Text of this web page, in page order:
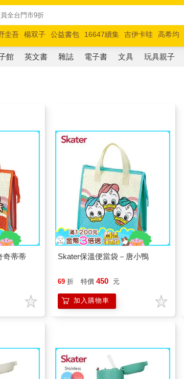
圭吾 楊双子 公益書包 16647續集 吉伊卡哇 高希均
路邊攤新作 馬斯克 玩具總動員5 超慢跑
館 英文書 雜誌 電子書 文具 玩具親子
奇蒂蒂 Skater保溫便當袋－唐小鴨
69 折 特價 450 元
加入購物車